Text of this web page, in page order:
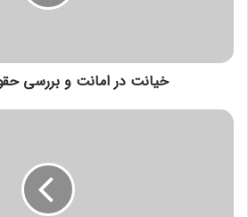
خیانت در امانت و بررسی